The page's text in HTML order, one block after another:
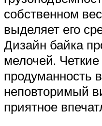
собственном
выделяет его
Дизайн байка
мелочей.
продуманность
неповторимый
приятное